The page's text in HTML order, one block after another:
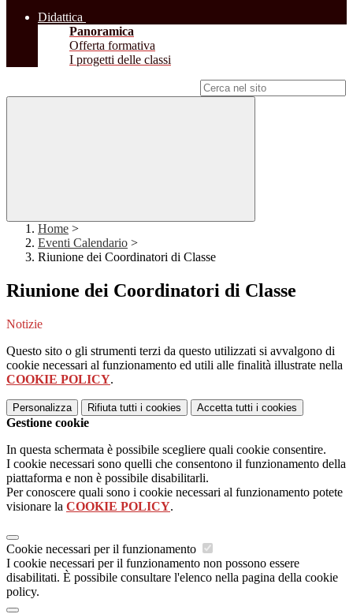
Didattica
Panoramica
Offerta formativa
I progetti delle classi
Home >
Eventi Calendario >
Riunione dei Coordinatori di Classe
Riunione dei Coordinatori di Classe
Notizie
Questo sito o gli strumenti terzi da questo utilizzati si avvalgono di
cookie necessari al funzionamento ed utili alle finalità illustrate nella
COOKIE POLICY.
Personalizza Rifiuta tutti i cookies Accetta tutti i cookies
Gestione cookie
In questa schermata è possibile scegliere quali cookie consentire.
I cookie necessari sono quelli che consentono il funzionamento della
piattaforma e non è possibile disabilitarli.
Per conoscere quali sono i cookie necessari al funzionamento potete
visionare la COOKIE POLICY.
Cookie necessari per il funzionamento
I cookie necessari per il funzionamento non possono essere
disabilitati. È possibile consultare l'elenco nella pagina della cookie
policy.